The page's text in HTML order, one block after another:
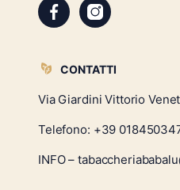
CONTATTI
Via Giardini Vittorio
Telefono: +39
INFO –